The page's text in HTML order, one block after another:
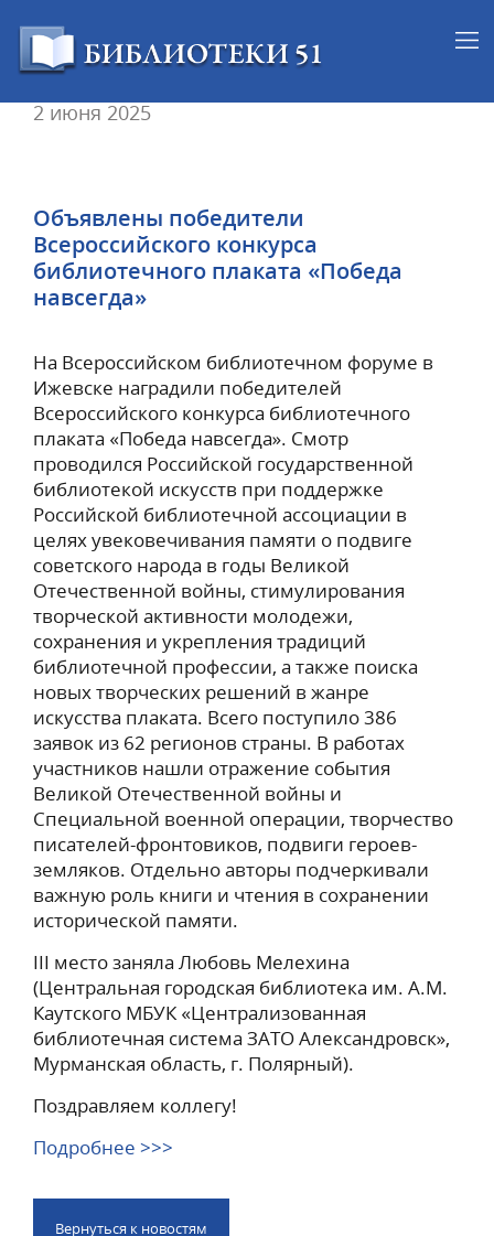
2 июня 2025
Объявлены победители
Всероссийского конкурса
библиотечного плаката «Победа
навсегда»
На Всероссийском библиотечном форуме в
Ижевске наградили победителей
Всероссийского конкурса библиотечного
плаката «Победа навсегда». Смотр
проводился Российской государственной
библиотекой искусств при поддержке
Российской библиотечной ассоциации в
целях увековечивания памяти о подвиге
советского народа в годы Великой
Отечественной войны, стимулирования
творческой активности молодежи,
сохранения и укрепления традиций
библиотечной профессии, а также поиска
новых творческих решений в жанре
искусства плаката. Всего поступило 386
заявок из 62 регионов страны. В работах
участников нашли отражение события
Великой Отечественной войны и
Специальной военной операции, творчество
писателей-фронтовиков, подвиги героев-
земляков. Отдельно авторы подчеркивали
важную роль книги и чтения в сохранении
исторической памяти.
III место заняла Любовь Мелехина
(Центральная городская библиотека им. А.М.
Каутского МБУК «Централизованная
библиотечная система ЗАТО Александровск»,
Мурманская область, г. Полярный).
Поздравляем коллегу!
Подробнее >>>
Вернуться к новостям